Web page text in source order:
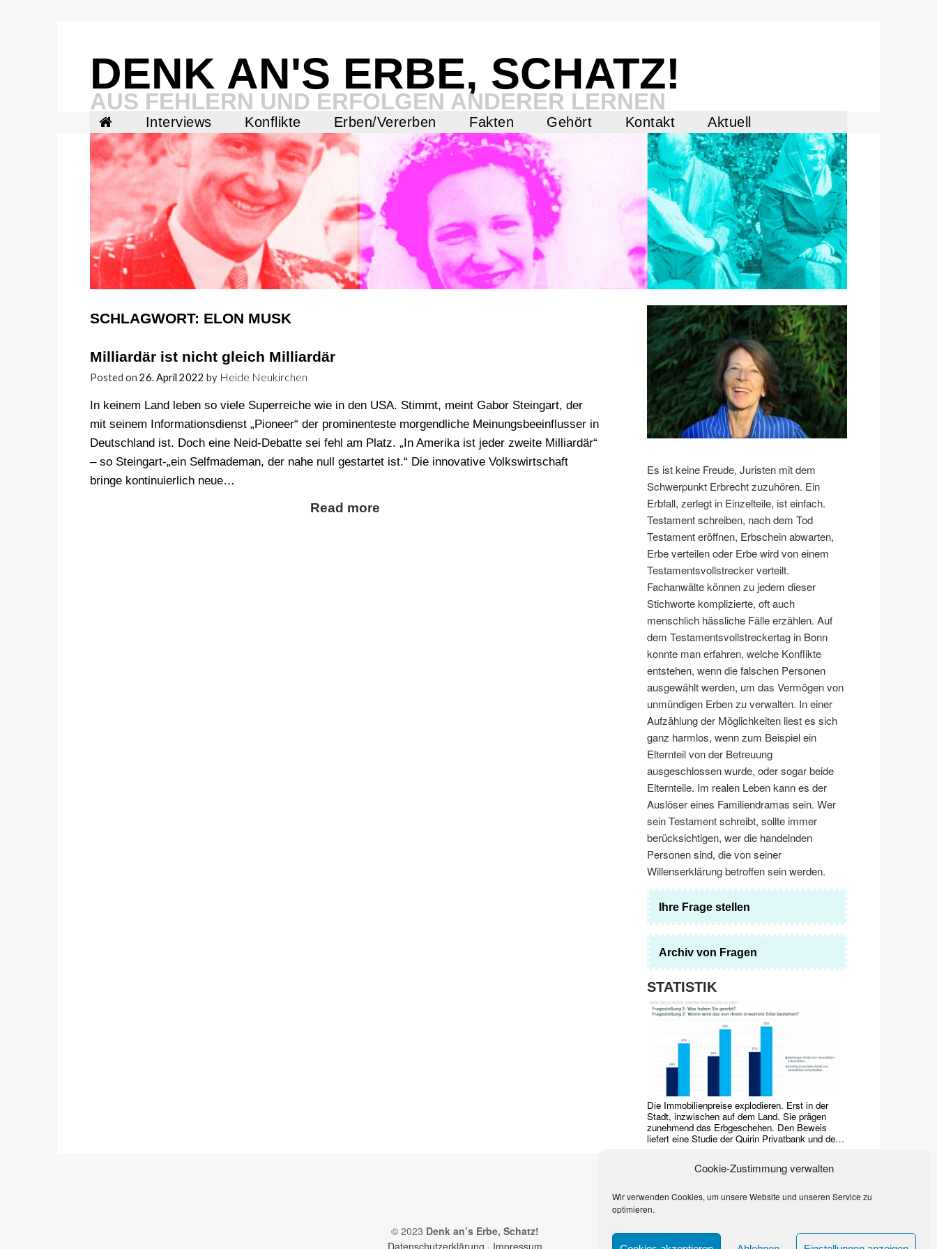
Cookie-Zustimmung verwalten
Wir verwenden Cookies, um unsere Website und unseren Service zu
optimieren.
DENK AN'S ERBE, SCHATZ!
AUS FEHLERN UND ERFOLGEN ANDERER LERNEN
Interviews Konflikte Erben/Vererben Fakten Gehört Kontakt Aktuell
SCHLAGWORT: ELON MUSK
Milliardär ist nicht gleich Milliardär
Posted on 26. April 2022 by Heide Neukirchen
In keinem Land leben so viele Superreiche wie in den USA. Stimmt, meint Gabor Steingart, der
mit seinem Informationsdienst „Pioneer“ der prominenteste morgendliche Meinungsbeeinflusser in
Deutschland ist. Doch eine Neid-Debatte sei fehl am Platz. „In Amerika ist jeder zweite Milliardär“
– so Steingart-„ein Selfmademan, der nahe null gestartet ist.“ Die innovative Volkswirtschaft
bringe kontinuierlich neue…
Read more
Es ist keine Freude, Juristen mit dem
Schwerpunkt Erbrecht zuzuhören. Ein
Erbfall, zerlegt in Einzelteile, ist einfach.
Testament schreiben, nach dem Tod
Testament eröffnen, Erbschein abwarten,
Erbe verteilen oder Erbe wird von einem
Testamentsvollstrecker verteilt.
Fachanwälte können zu jedem dieser
Stichworte komplizierte, oft auch
menschlich hässliche Fälle erzählen. Auf
dem Testamentsvollstreckertag in Bonn
konnte man erfahren, welche Konflikte
entstehen, wenn die falschen Personen
ausgewählt werden, um das Vermögen von
unmündigen Erben zu verwalten. In einer
Aufzählung der Möglichkeiten liest es sich
ganz harmlos, wenn zum Beispiel ein
Elternteil von der Betreuung
ausgeschlossen wurde, oder sogar beide
Elternteile. Im realen Leben kann es der
Auslöser eines Familiendramas sein. Wer
sein Testament schreibt, sollte immer
berücksichtigen, wer die handelnden
Personen sind, die von seiner
Willenserklärung betroffen sein werden.
Ihre Frage stellen
Archiv von Fragen
STATISTIK
Die Immobilienpreise explodieren. Erst in der
Stadt, inzwischen auf dem Land. Sie prägen
zunehmend das Erbgeschehen. Den Beweis
liefert eine Studie der Quirin Privatbank und des
© 2023 Denk an’s Erbe, Schatz!